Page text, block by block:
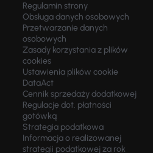
Regulamin strony
Obsługa danych osobowych
Przetwarzanie danych
osobowych
Zasady korzystania z plików
cookies
Ustawienia plików cookie
DataAct
Cennik sprzedaży dodatkowej
Regulacje dot. płatności
gotówką
Strategia podatkowa
Informacja o realizowanej
strategii podatkowej za rok